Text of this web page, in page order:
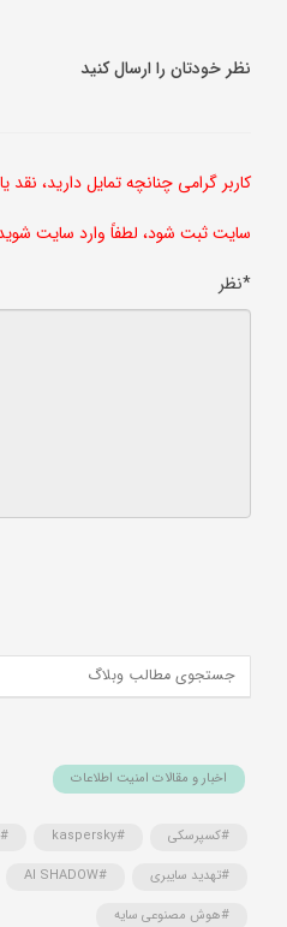
نظر خودتان را ارسال کنید
کاربر گرامی چنانچه تمایل دارید، نقد
سایت ثبت شود، لطفاً وارد سایت
*نظر
اخبار و مقالات امنیت اطلاعات
#کسپرسکی #kaspersky
#تهدید سایبری
#AI SHADOW
#هوش مصنوعی سایه